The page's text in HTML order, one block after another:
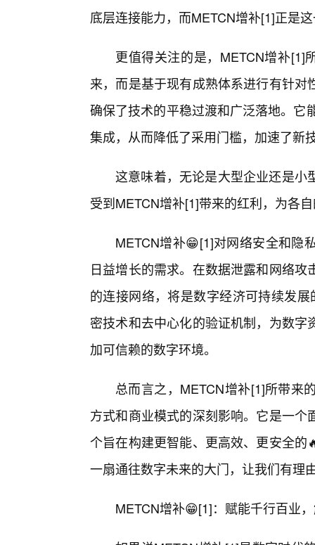
底层连接能力，而METCN增补[1]正是
更值得关注的是，METCN增补[1]
来，而是基于现有成熟体系进行有针
确保了技术的平稳过渡和广泛落地。它
集成，从而降低了采用门槛，加速了新
这意味着，无论是大型企业还是小
受到METCN增补[1]带来的红利，为各
METCN增补😁[1]对网络安全和隐
日益增长的需求。在数据泄露和网络
的连接网络，将是数字经济可持续发
密技术和去中心化的验证机制，为数
加可信赖的数字环境。
总而言之，METCN增补[1]所带来
方式和商业模式的深刻影响。它是一
个旨在构建更智能、更高效、更安全
一扇通往数字未来的大门，让我们有理
METCN增补😁[1]：赋能千行百业